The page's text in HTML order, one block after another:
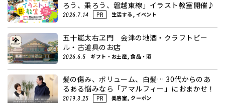
ろう、乗ろう、磐越東線」イラスト教室開催♪
2026.7.14 PR 生活する, イベント
五十嵐太右ヱ門 会津の地酒・クラフトビー
ル・古道具のお店
2026.6.5 ギフト・お土産, 食品・酒
髪の傷み、ボリューム、白髪… 30代からのあ
るある悩みなら「アマルフィー」におまかせ！
2019.3.25 PR 美容室, クーポン